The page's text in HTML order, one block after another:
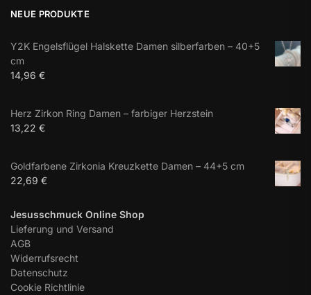
NEUE PRODUKTE
Y2K Engelsflügel Halskette Damen silberfarben – 40+5
cm
14,96 €
Herz Zirkon Ring Damen – farbiger Herzstein
13,22 €
Goldfarbene Zirkonia Kreuzkette Damen – 44+5 cm
22,69 €
Jesusschmuck Online Shop
Lieferung und Versand
AGB
Widerrufsrecht
Datenschutz
Cookie Richtlinie